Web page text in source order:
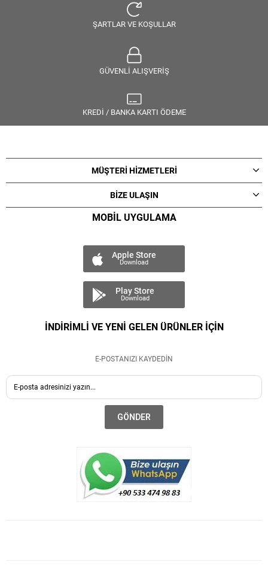
ŞARTLAR VE KOŞULLAR
GÜVENLİ ALIŞVERİŞ
KREDİ / BANKA KARTI ÖDEME
MÜŞTERİ HİZMETLERİ
BİZE ULAŞIN
MOBİL UYGULAMA
Apple Store
Download
Play Store
Download
İNDİRİMLİ VE YENİ GELEN ÜRÜNLER İÇİN
E-POSTANIZI KAYDEDİN
GÖNDER